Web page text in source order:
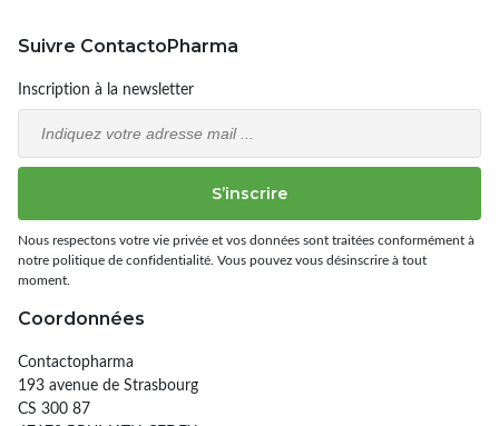
Suivre ContactoPharma
Inscription à la newsletter
Email
S’inscrire
Nous respectons votre vie privée et vos données sont traitées conformément à
notre politique de confidentialité. Vous pouvez vous désinscrire à tout
moment.
Coordonnées
Contactopharma
193 avenue de Strasbourg
CS 300 87